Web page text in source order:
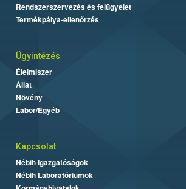
Rendszerszervezés és felügyelet
Termékpálya-ellenőrzés
Ügyintézés
Élelmiszer
Állat
Növény
Labor/Egyéb
Kapcsolat
Nébih Igazgatóságok
Nébih Laboratóriumok